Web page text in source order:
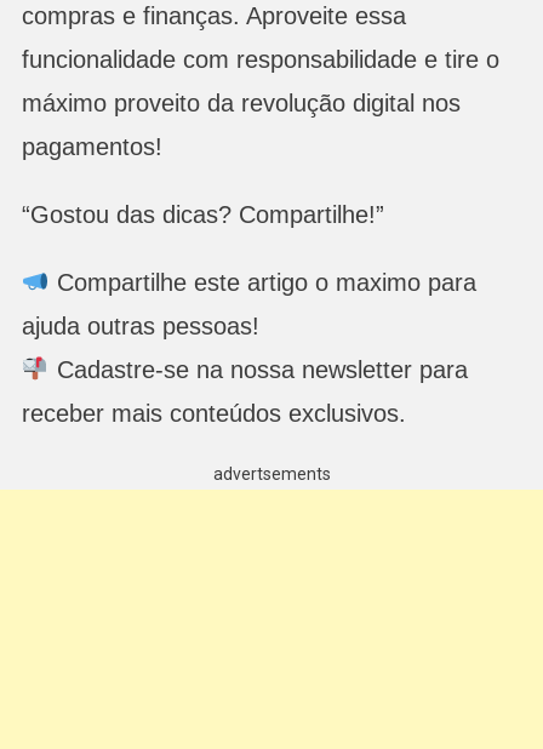
compras e finanças. Aproveite essa
funcionalidade com responsabilidade e tire o
máximo proveito da revolução digital nos
pagamentos!
“Gostou das dicas? Compartilhe!”
Compartilhe este artigo o maximo para
ajuda outras pessoas!
Cadastre-se na nossa newsletter para
receber mais conteúdos exclusivos.
advertsements